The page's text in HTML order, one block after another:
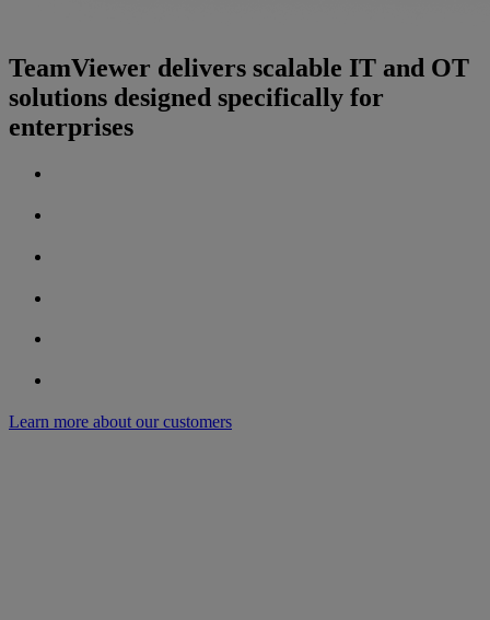
TeamViewer delivers scalable IT and OT
solutions designed specifically for
enterprises
Learn more about our customers